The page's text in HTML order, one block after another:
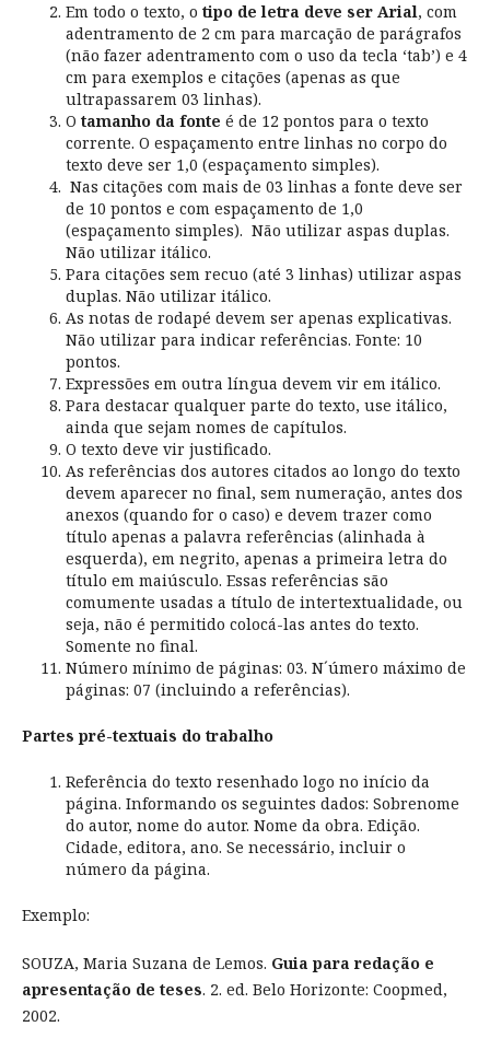
Em todo o texto, o tipo de letra deve ser Arial, com
adentramento de 2 cm para marcação de parágrafos
(não fazer adentramento com o uso da tecla ‘tab’) e 4
cm para exemplos e citações (apenas as que
ultrapassarem 03 linhas).
O tamanho da fonte é de 12 pontos para o texto
corrente. O espaçamento entre linhas no corpo do
texto deve ser 1,0 (espaçamento simples).
Nas citações com mais de 03 linhas a fonte deve ser
de 10 pontos e com espaçamento de 1,0
(espaçamento simples). Não utilizar aspas duplas.
Não utilizar itálico.
Para citações sem recuo (até 3 linhas) utilizar aspas
duplas. Não utilizar itálico.
As notas de rodapé devem ser apenas explicativas.
Não utilizar para indicar referências. Fonte: 10
pontos.
Expressões em outra língua devem vir em itálico.
Para destacar qualquer parte do texto, use itálico,
ainda que sejam nomes de capítulos.
O texto deve vir justificado.
As referências dos autores citados ao longo do texto
devem aparecer no final, sem numeração, antes dos
anexos (quando for o caso) e devem trazer como
título apenas a palavra referências (alinhada à
esquerda), em negrito, apenas a primeira letra do
título em maiúsculo. Essas referências são
comumente usadas a título de intertextualidade, ou
seja, não é permitido colocá-las antes do texto.
Somente no final.
Número mínimo de páginas: 03. N´úmero máximo de
páginas: 07 (incluindo a referências).
Partes pré-textuais do trabalho
Referência do texto resenhado logo no início da
página. Informando os seguintes dados: Sobrenome
do autor, nome do autor. Nome da obra. Edição.
Cidade, editora, ano. Se necessário, incluir o
número da página.
Exemplo:
SOUZA, Maria Suzana de Lemos. Guia para redação e
apresentação de teses. 2. ed. Belo Horizonte: Coopmed,
2002.